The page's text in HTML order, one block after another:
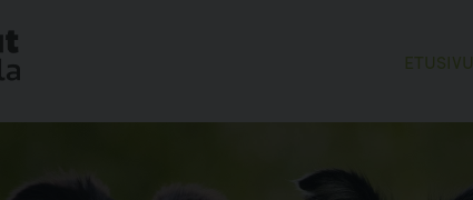
ETUSIVU